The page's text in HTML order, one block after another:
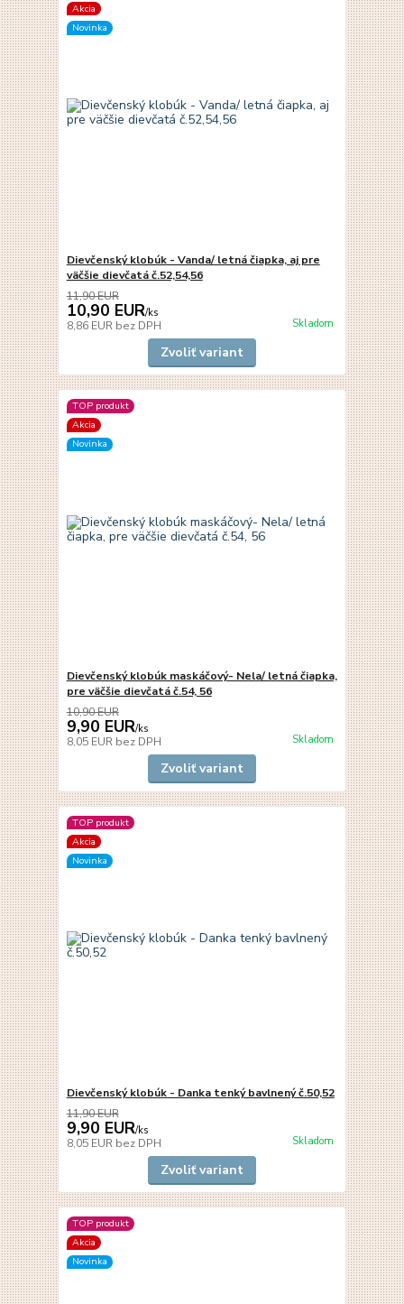
Akcia
Novinka
Dievčenský klobúk - Vanda/ letná čiapka, aj pre
väčšie dievčatá č.52,54,56
11,90 EUR
10,90 EUR/ks
8,86 EUR bez DPH Skladom
Zvoliť variant
TOP produkt
Akcia
Novinka
Dievčenský klobúk maskáčový- Nela/ letná čiapka,
pre väčšie dievčatá č.54, 56
10,90 EUR
9,90 EUR/ks
8,05 EUR bez DPH Skladom
Zvoliť variant
TOP produkt
Akcia
Novinka
Dievčenský klobúk - Danka tenký bavlnený č.50,52
11,90 EUR
9,90 EUR/ks
8,05 EUR bez DPH Skladom
Zvoliť variant
TOP produkt
Akcia
Novinka